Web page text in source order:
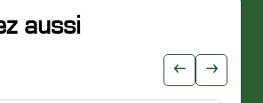
aussi
Afficher